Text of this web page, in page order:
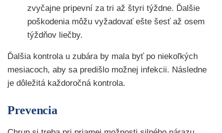
zvyčajne pripevní za tri až štyri týždne. Ďalšie
poškodenia môžu vyžadovať ešte šesť až osem
týždňov liečby.
Ďalšia kontrola u zubára by mala byť po niekoľkých
mesiacoch, aby sa predišlo možnej infekcii. Následne
je dôležitá každoročná kontrola.
Prevencia